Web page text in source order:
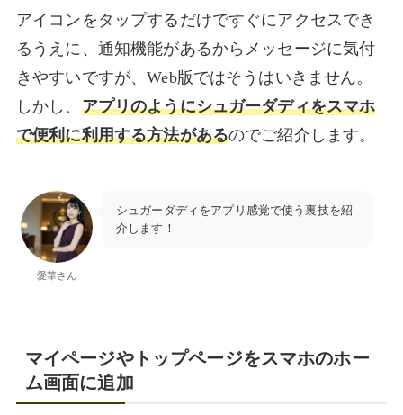
アイコンをタップするだけですぐにアクセスでき
るうえに、通知機能があるからメッセージに気付
きやすいですが、Web版ではそうはいきません。
しかし、 アプリのようにシュガーダディをスマホ
で便利に利用する方法があるのでご紹介します。
愛華さん
シュガーダディをアプリ感覚で使う裏技を紹
介します！
マイページやトップページをスマホのホー
ム画面に追加